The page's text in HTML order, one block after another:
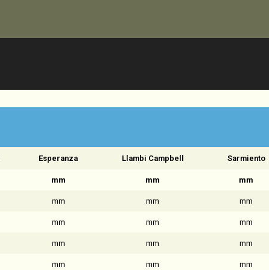
Esperanza Llambi Campbell Sarmiento
mm mm mm
mm mm mm
mm mm mm
mm mm mm
mm mm mm